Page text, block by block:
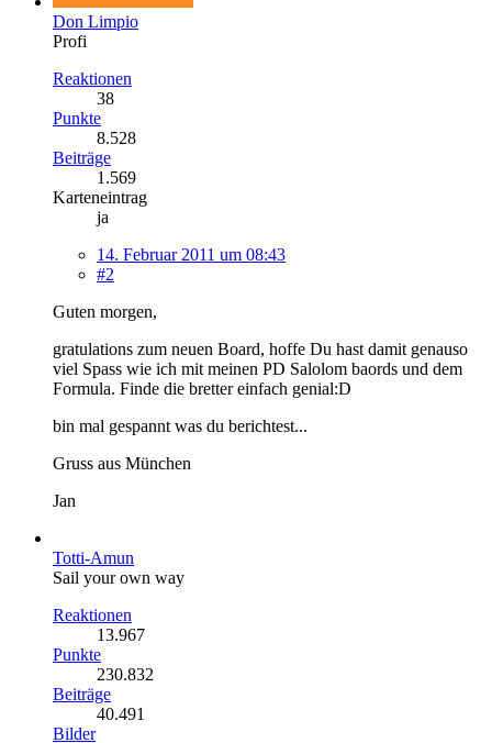
Don Limpio
Profi
Reaktionen
38
Punkte
8.528
Beiträge
1.569
Karteneintrag
ja
14. Februar 2011 um 08:43
#2
Guten morgen,
gratulations zum neuen Board, hoffe Du hast damit genauso
viel Spass wie ich mit meinen PD Salolom baords und dem
Formula. Finde die bretter einfach genial:D
bin mal gespannt was du berichtest...
Gruss aus München
Jan
Totti-Amun
Sail your own way
Reaktionen
13.967
Punkte
230.832
Beiträge
40.491
Bilder